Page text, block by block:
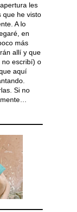
les
que he visto
A lo
en
más
allí y que
no escribí) o
aquí
Si no